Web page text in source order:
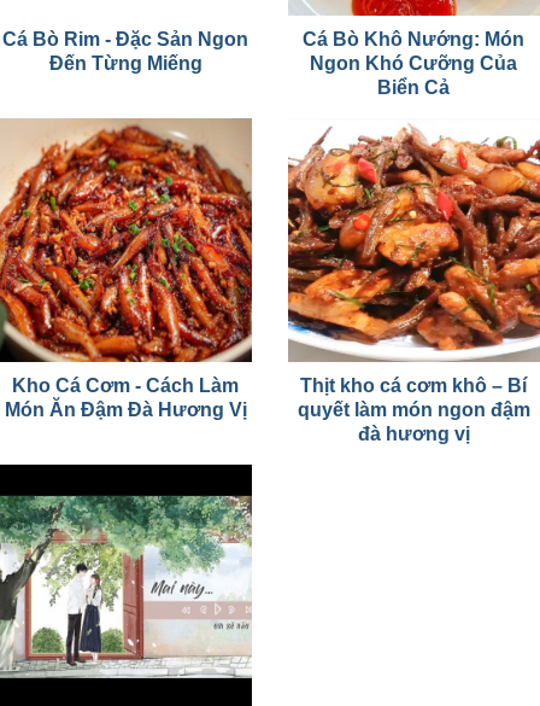
Cá Bò Rim - Đặc Sản Ngon
Đến Từng Miếng
Cá Bò Khô Nướng: Món
Ngon Khó Cưỡng Của
Biển Cả
Kho Cá Cơm - Cách Làm
Món Ăn Đậm Đà Hương Vị
Thịt kho cá cơm khô – Bí
quyết làm món ngon đậm
đà hương vị